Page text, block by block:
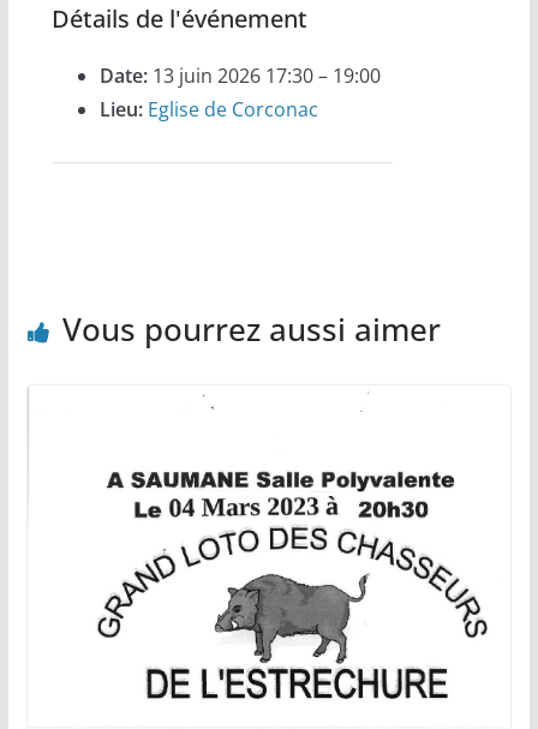
Détails de l'événement
Date: 13 juin 2026 17:30– 19:00
Lieu: Eglise de Corconac
Vous pourrez aussi aimer